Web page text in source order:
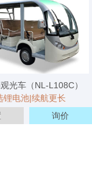
光车（NL-L108C）
锂电池|续航更长
询价